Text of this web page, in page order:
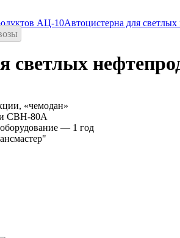
АЦ-10Автоцистерна для
светлых
«чемодан»
СВН-80А
— 1 год